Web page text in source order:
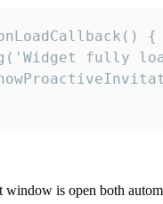
{
fully
window is open both